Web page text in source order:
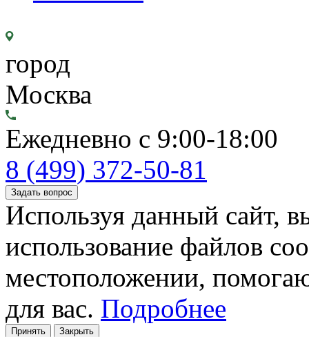
город
Москва
Ежедневно с 9:00-18:00
8 (499) 372-50-81
Задать вопрос
Используя данный сайт,
использование файлов
местоположении,
для вас. Подробнее
Принять Закрыть